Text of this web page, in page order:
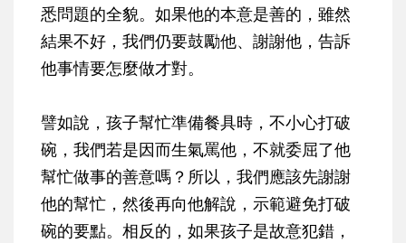
悉問題的全貌。如果他的本意是善的，雖然
結果不好，我們仍要鼓勵他、謝謝他，告訴
他事情要怎麼做才對。
譬如說，孩子幫忙準備餐具時，不小心打破
碗，我們若是因而生氣罵他，不就委屈了他
幫忙做事的善意嗎？所以，我們應該先謝謝
他的幫忙，然後再向他解說，示範避免打破
碗的要點。相反的，如果孩子是故意犯錯，